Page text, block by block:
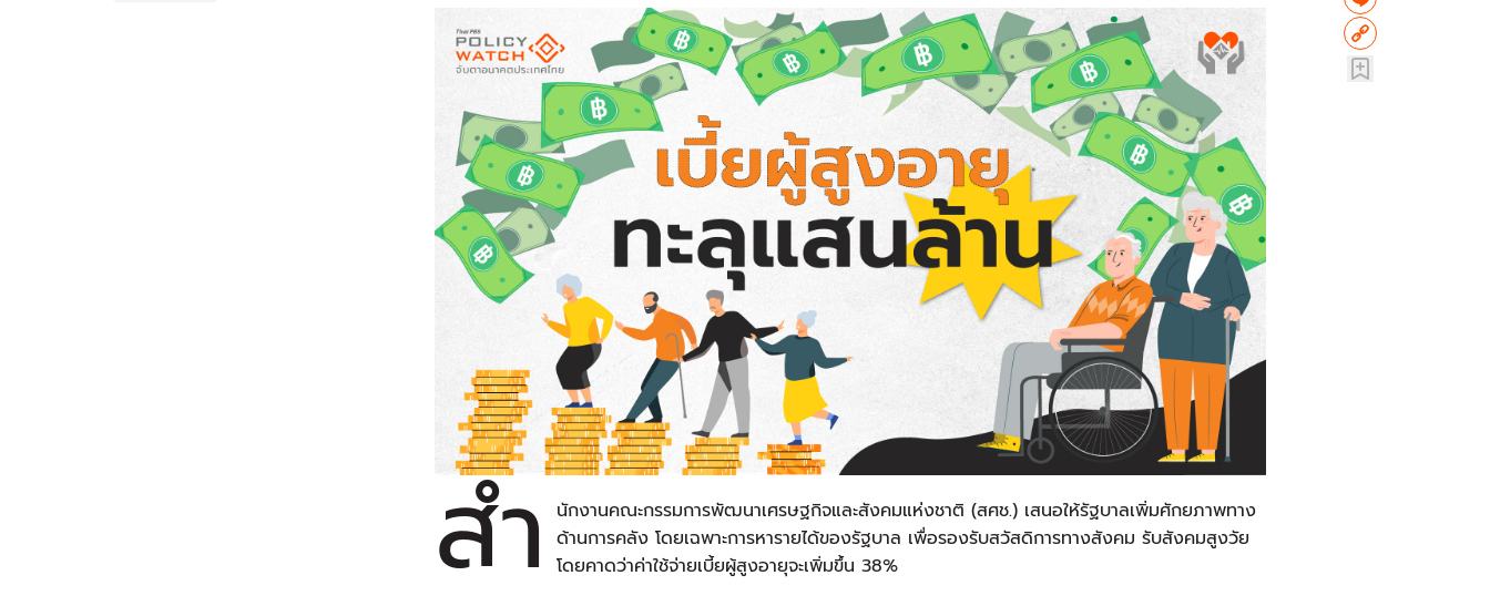
สำ นักงานคณะกรรมการพัฒนาเศรษฐกิจและสังคมแห่งชาติ (สศช.) เสนอให้รัฐบาลเพิ่มศักยภาพทาง
ด้านการคลัง โดยเฉพาะการหารายได้ของรัฐบาล เพื่อรองรับสวัสดิการทางสังคม รับสังคมสูงวัย
โดยคาดว่าค่าใช้จ่ายเบี้ยผู้สูงอายุจะเพิ่มขึ้น 38%